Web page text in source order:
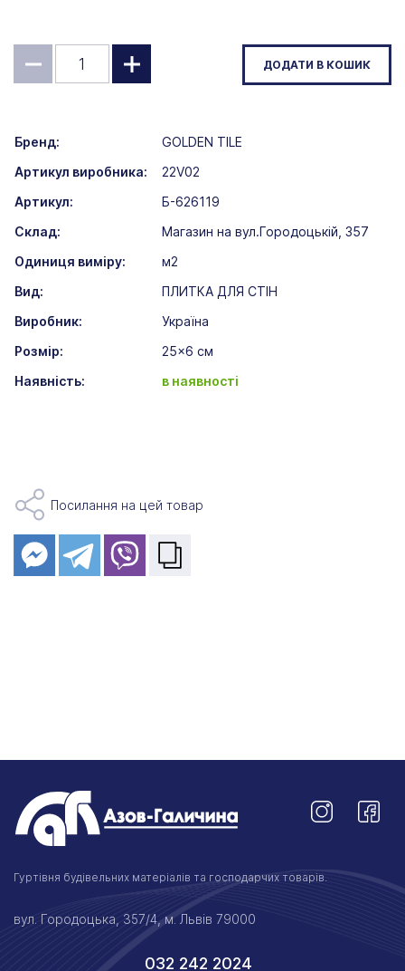
ДОДАТИ В КОШИК
Бренд:
GOLDEN TILE
Артикул виробника:
22V02
Артикул:
Б-626119
Склад:
Магазин на вул.Городоцькій, 357
Одиниця виміру:
м2
Вид:
ПЛИТКА ДЛЯ СТІН
Виробник:
Україна
Розмір:
25x6 см
Наявність:
в наявності
Посилання на цей товар
Гуртівня будівельних матеріалів та господарчих товарів.
вул. Городоцька, 357/4, м. Львів 79000
032 242 2024